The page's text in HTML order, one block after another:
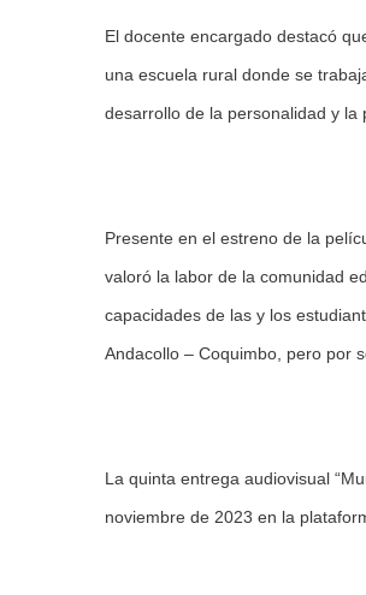
El docente encargado destacó
una escuela rural donde se
desarrollo de la personalidad y la
Presente en el estreno de la
valoró la labor de la comunidad
capacidades de las y los
Andacollo – Coquimbo, pero por
La quinta entrega audiovisual
noviembre de 2023 en la